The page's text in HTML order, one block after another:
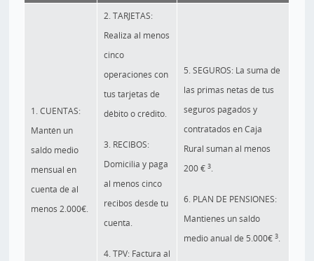
1. CUENTAS:
Mantén un
saldo medio
mensual en
cuenta de al
menos 2.000€.
2. TARJETAS:
Realiza al menos
cinco
operaciones con
tus tarjetas de
débito o crédito.
3. RECIBOS:
Domicilia y paga
al menos cinco
recibos desde tu
cuenta.
4. TPV: Factura al
5. SEGUROS: La suma de
las primas netas de tus
seguros pagados y
contratados en Caja
Rural suman al menos
200 €3.
6. PLAN DE PENSIONES:
Mantienes un saldo
medio anual de 5.000€3.